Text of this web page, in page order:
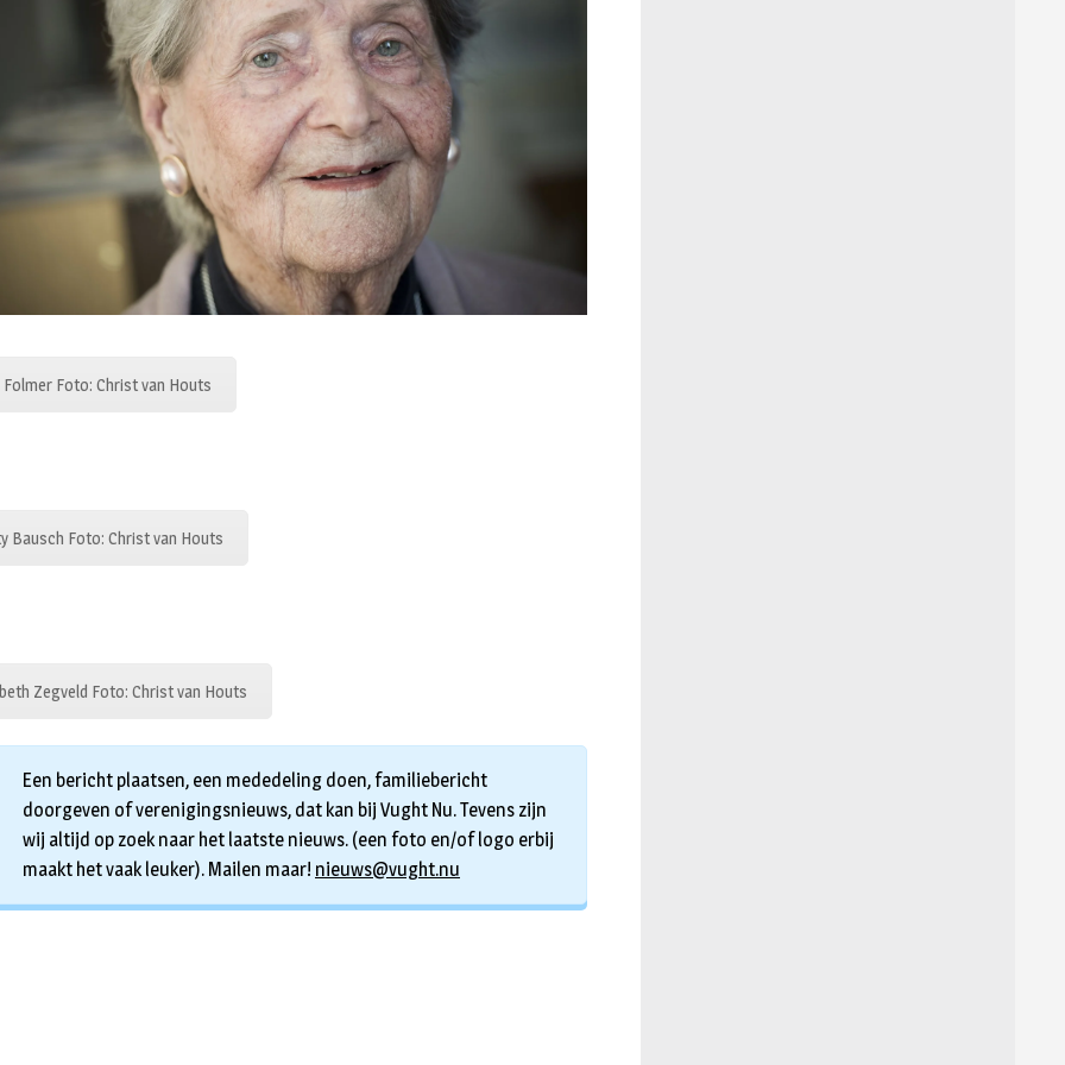
Folmer Foto: Christ van Houts
Bausch Foto: Christ van Houts
Zegveld Foto: Christ van Houts
Een bericht plaatsen, een mededeling doen, familiebericht
doorgeven of verenigingsnieuws, dat kan bij Vught Nu. Tevens zijn
wij altijd op zoek naar het laatste nieuws. (een foto en/of logo erbij
maakt het vaak leuker). Mailen maar! nieuws@vught.nu